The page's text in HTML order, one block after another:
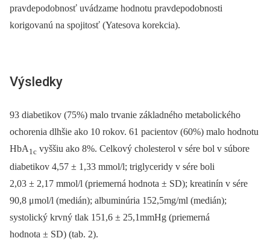
pravdepodobnosť uvádzame hodnotu pravdepodobnosti
korigovanú na spojitosť (Yatesova korekcia).
Výsledky
93 diabetikov (75%) malo trvanie základného metabolického
ochorenia dlhšie ako 10 rokov. 61 pacientov (60%) malo hodnotu
HbA 1c vyššiu ako 8%. Celkový cholesterol v sére bol v súbore
diabetikov 4,57 ± 1,33 mmol/l; triglyceridy v sére boli
2,03 ± 2,17 mmol/l (priemerná hodnota ± SD); kreatinín v sére
90,8 μmol/l (medián); albuminúria 152,5mg/ml (medián);
systolický krvný tlak 151,6 ± 25,1mmHg (priemerná
hodnota ± SD) (tab. 2).